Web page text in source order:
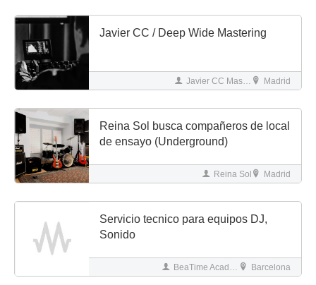
Javier CC / Deep Wide Mastering
Javier CC Mastering Madrid
Reina Sol busca compañeros de local
de ensayo (Underground)
Reina Sol Madrid
Servicio tecnico para equipos DJ,
Sonido
BeaTime Academy & studios Barcelona